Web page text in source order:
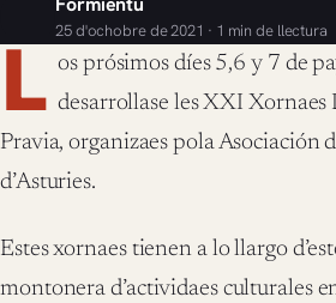
25 d'ochobre de 2021 · 1 min de llectura
L os prósimos díes 5,6 y 7 de
desarrollase les XXI
Pravia, organizaes pola Asociación
d’Asturies.
Estes xornaes tienen a lo llargo
montonera d’actividaes culturales